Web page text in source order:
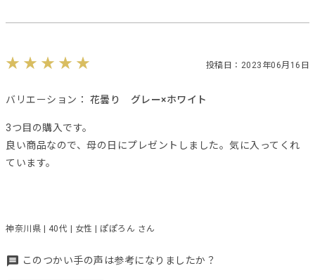
投稿日：2023年06月16日
バリエーション： 花曇り グレー×ホワイト
3つ目の購入です。
良い商品なので、母の日にプレゼントしました。気に入ってくれ
ています。
神奈川県 | 40代 | 女性 | ぽぽろん さん
このつかい手の声は参考になりましたか？